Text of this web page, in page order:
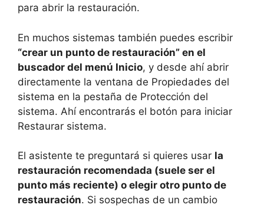
para abrir la restauración.
En muchos sistemas también puedes escribir
“crear un punto de restauración” en el
buscador del menú Inicio, y desde ahí abrir
directamente la ventana de Propiedades del
sistema en la pestaña de Protección del
sistema. Ahí encontrarás el botón para iniciar
Restaurar sistema.
El asistente te preguntará si quieres usar la
restauración recomendada (suele ser el
punto más reciente) o elegir otro punto de
restauración. Si sospechas de un cambio